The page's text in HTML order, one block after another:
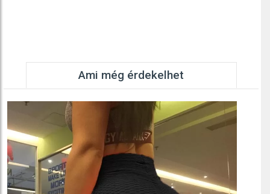
Ami még érdekelhet